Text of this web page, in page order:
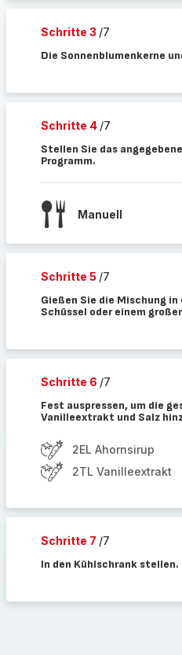
Schritte 3 /7
Die Sonnenblumenkerne
Schritte 4 /7
Stellen Sie das
Programm.
Manuell
Schritte 5 /7
Gießen Sie die Mischung
Schüssel oder einem
Schritte 6 /7
Fest auspressen, um die
Vanilleextrakt und Salz
2EL Ahornsirup
2TL Vanilleextrakt
Schritte 7 /7
In den Kühlschrank stellen.